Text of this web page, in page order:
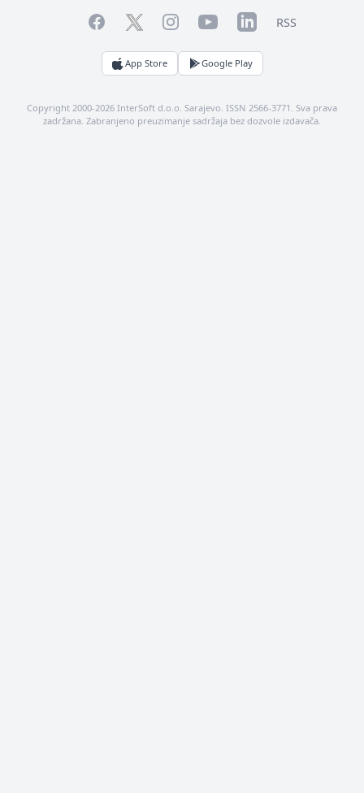
FacebookTwitterInstagramYouTubeLinkedInRSS
App Store Google Play
Copyright 2000-2026 InterSoft d.o.o. Sarajevo. ISSN 2566-3771. Sva prava
zadržana. Zabranjeno preuzimanje sadržaja bez dozvole izdavača.